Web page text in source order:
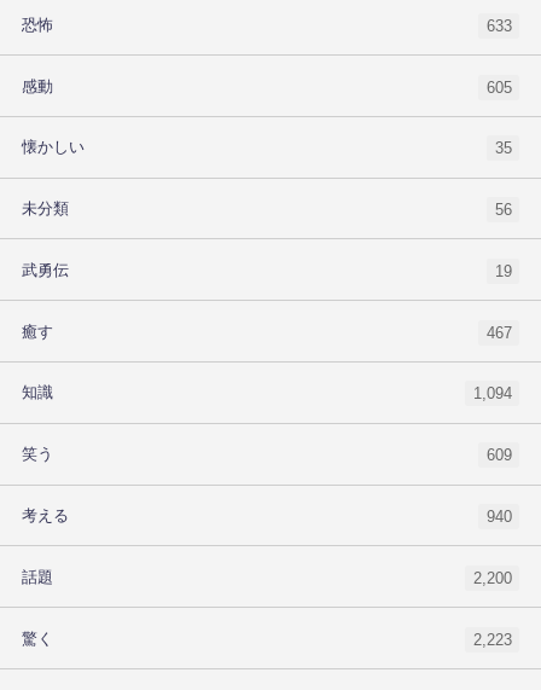
恐怖 633
感動 605
懐かしい 35
未分類 56
武勇伝 19
癒す 467
知識 1,094
笑う 609
考える 940
話題 2,200
驚く 2,223